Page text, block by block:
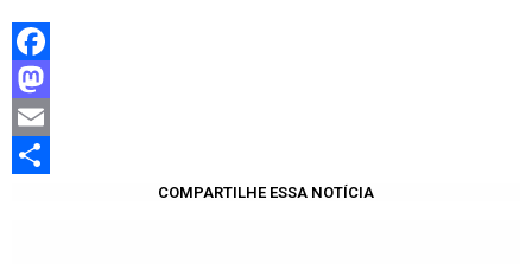
Facebook
Mastodon
Email
COMPARTILHE ESSA NOTÍCIA